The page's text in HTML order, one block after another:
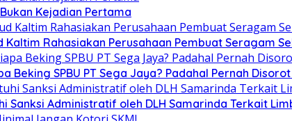
Kejadian Pertama
Rahasiakan Perusahaan Pembuat Seragam
Beking SPBU PT Sega Jaya? Padahal Pernah
Sanksi Administratif oleh DLH Samarinda Terkait